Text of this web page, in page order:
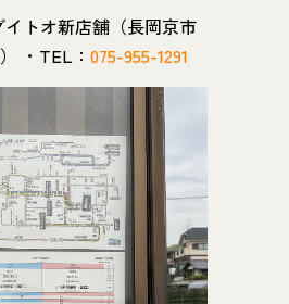
トオ新店舗（長岡京市
・TEL： 075-955-1291